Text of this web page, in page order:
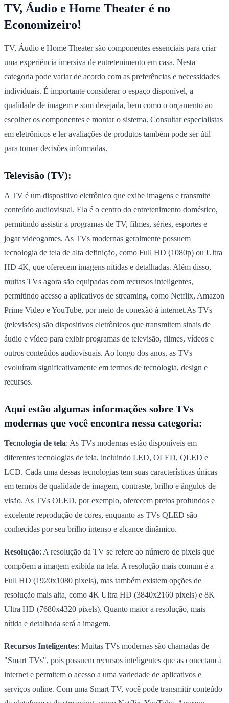
TV, Áudio e Home Theater é no
Economizeiro!
TV, Áudio e Home Theater são componentes essenciais para criar
uma experiência imersiva de entretenimento em casa. Nesta
categoria pode variar de acordo com as preferências e necessidades
individuais. É importante considerar o espaço disponível, a
qualidade de imagem e som desejada, bem como o orçamento ao
escolher os componentes e montar o sistema. Consultar especialistas
em eletrônicos e ler avaliações de produtos também pode ser útil
para tomar decisões informadas.
Televisão (TV):
A TV é um dispositivo eletrônico que exibe imagens e transmite
conteúdo audiovisual. Ela é o centro do entretenimento doméstico,
permitindo assistir a programas de TV, filmes, séries, esportes e
jogar videogames. As TVs modernas geralmente possuem
tecnologia de tela de alta definição, como Full HD (1080p) ou Ultra
HD 4K, que oferecem imagens nítidas e detalhadas. Além disso,
muitas TVs agora são equipadas com recursos inteligentes,
permitindo acesso a aplicativos de streaming, como Netflix, Amazon
Prime Video e YouTube, por meio de conexão à internet.As TVs
(televisões) são dispositivos eletrônicos que transmitem sinais de
áudio e vídeo para exibir programas de televisão, filmes, vídeos e
outros conteúdos audiovisuais. Ao longo dos anos, as TVs
evoluíram significativamente em termos de tecnologia, design e
recursos.
Aqui estão algumas informações sobre TVs
modernas que você encontra nessa categoria:
Tecnologia de tela: As TVs modernas estão disponíveis em
diferentes tecnologias de tela, incluindo LED, OLED, QLED e
LCD. Cada uma dessas tecnologias tem suas características únicas
em termos de qualidade de imagem, contraste, brilho e ângulos de
visão. As TVs OLED, por exemplo, oferecem pretos profundos e
excelente reprodução de cores, enquanto as TVs QLED são
conhecidas por seu brilho intenso e alcance dinâmico.
Resolução: A resolução da TV se refere ao número de pixels que
compõem a imagem exibida na tela. A resolução mais comum é a
Full HD (1920x1080 pixels), mas também existem opções de
resolução mais alta, como 4K Ultra HD (3840x2160 pixels) e 8K
Ultra HD (7680x4320 pixels). Quanto maior a resolução, mais
nítida e detalhada será a imagem.
Recursos Inteligentes: Muitas TVs modernas são chamadas de
"Smart TVs", pois possuem recursos inteligentes que as conectam à
internet e permitem o acesso a uma variedade de aplicativos e
serviços online. Com uma Smart TV, você pode transmitir conteúdo